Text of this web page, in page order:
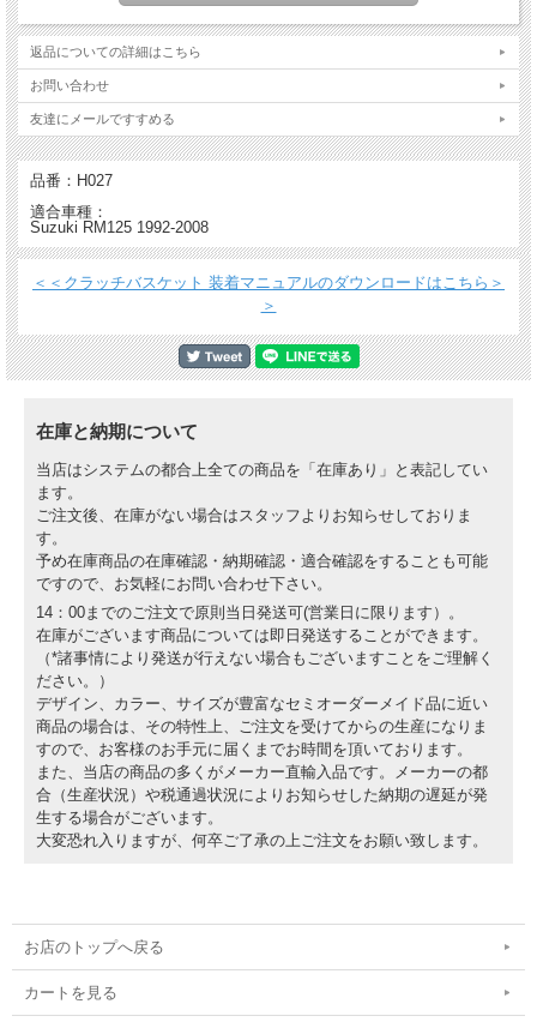
ビレットプルーフ クラッチバスケット
・ ほぼすべての有名ファクトリー・チームやライダーが使用
・ クラッチ性能と寿命が格段に向上
・ 放熱性の向上
・ 航空宇宙技術でも使用される強度の優れたT6アルミ材から削り出し、 ハードコ
ーティング加工を施すことによりノーマルに比べ5倍の耐久性を実現* (*適切なメン
テナンスが前提）
・ 加工精度が高いためクラッチを切った時はきちんと切れ、熱をあまり発しな
・ ヒンソンのクラッチ コンポーネントプレッシャープレートとインナーハブを一
緒に 使うことでクラッチジャダーを防止
返品についての詳細はこちら
お問い合わせ
友達にメールですすめる
品番：H027
適合車種：
Suzuki RM125 1992-2008
＜＜クラッチバスケット 装着マニュアルのダウンロードはこちら＞
＞
在庫と納期について
当店はシステムの都合上全ての商品を「在庫あり」と表記してい
ます。
ご注文後、在庫がない場合はスタッフよりお知らせしておりま
す。
予め在庫商品の在庫確認・納期確認・適合確認をすることも可能
ですので、お気軽にお問い合わせ下さい。
14：00までのご注文で原則当日発送可(営業日に限ります）。
在庫がございます商品については即日発送することができます。
（*諸事情により発送が行えない場合もございますことをご理解く
ださい。）
デザイン、カラー、サイズが豊富なセミオーダーメイド品に近い
商品の場合は、その特性上、ご注文を受けてからの生産になりま
すので、お客様のお手元に届くまでお時間を頂いております。
また、当店の商品の多くがメーカー直輸入品です。メーカーの都
合（生産状況）や税通過状況によりお知らせした納期の遅延が発
生する場合がございます。
大変恐れ入りますが、何卒ご了承の上ご注文をお願い致します。
お店のトップへ戻る
カートを見る